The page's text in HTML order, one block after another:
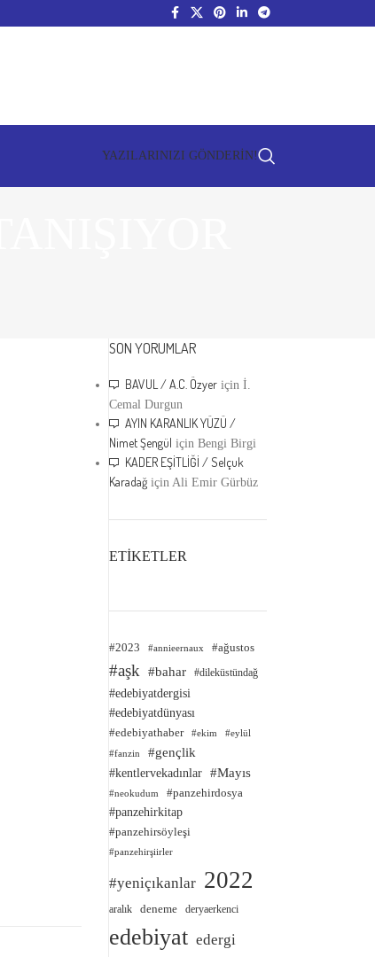
YAZILARINIZI GÖNDERİN!
SON YORUMLAR
BAVUL / A.C. Özyer içinİ.
Cemal Durgun
AYIN KARANLIK YÜZÜ /
Nimet Şengül içinBengi Birgi
KADER EŞİTLİĞİ / Selçuk
Karadağ için Ali Emir Gürbüz
ETİKETLER
#2023 #annieernaux #ağustos
#aşk #bahar #dileküstündağ
#edebiyatdergisi
#edebiyatdünyası
#edebiyathaber #ekim #eylül
#fanzin
#gençlik
#kentlervekadınlar #Mayıs
#neokudum
#panzehirdosya
#panzehirkitap
#panzehirsöyleşi
#panzehirşiirler
#yeniçıkanlar 2022
aralık deneme deryaerkenci
edebiyat edergi